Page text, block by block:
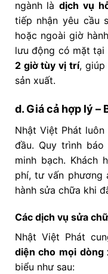
ngành làdịch vụ
tiếp nhận yêu cầu
hoặc ngoài giờ
lưu động có mặt tại
2 giờ tùy vị trí, giúp
sản xuất.
d. Giá cả hợp lý –
Nhật Việt Phát
đầu. Quy trình
minh bạch. Khách
phí, tư vấn phương
hành sửa chữa khi
Các dịch vụ sửa
Nhật Việt Phát
diện cho mọi dòng
biểu như sau: